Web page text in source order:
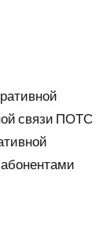
связи ПОТС